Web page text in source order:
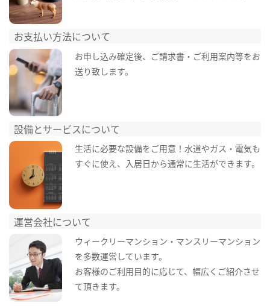
お支払い方法について
お申し込み確定後、ご請求書・ご利用案内等をお
送り致します。
設備とサービスについて
生活に必要な設備をご用意！水道やガス・電気も
すぐに使え、入居日から通常に生活ができます。
運営会社について
ウィークリーマンション・マンスリーマンション
を多数運営しています。
お客様のご利用目的に応じて、幅広くご紹介させ
て頂きます。